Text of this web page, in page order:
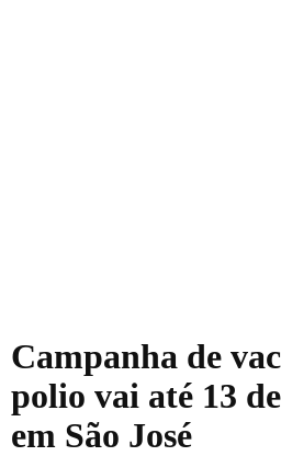
Campanha de
polio vai até 13
em São José